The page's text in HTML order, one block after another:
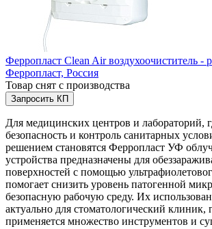
Ферропласт Clean Air воздухоочиститель -
Ферропласт, Россия
Товар снят с производства
Запросить КП
Для медицинских центров и лабораторий,
безопасность и контроль санитарных
решением становятся Ферропласт УФ
устройства предназначены для
поверхностей с помощью
помогает снизить уровень патогенной
безопасную рабочую среду. Их
актуально для стоматологический клиник,
применяется множество инструментов и